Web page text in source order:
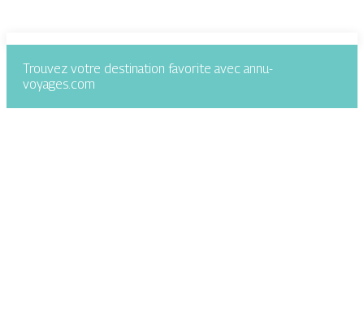
Trouvez votre destination favorite avec annu-
voyages.com